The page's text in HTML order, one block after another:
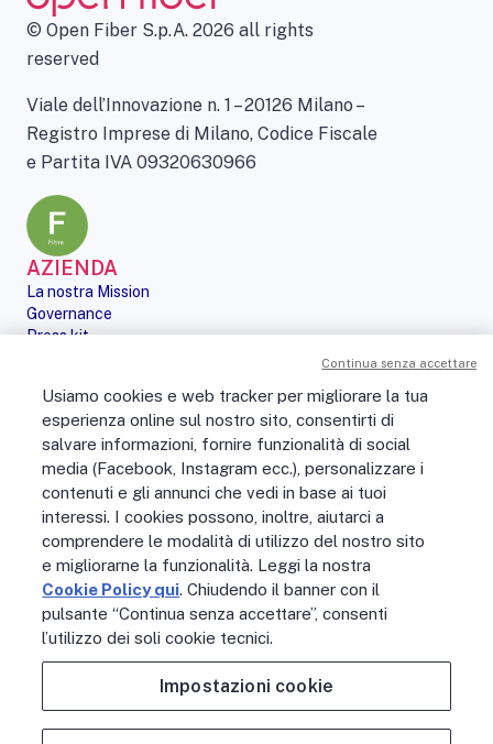
© Open Fiber S.p.A. 2026 all rights
reserved
Viale dell’Innovazione n. 1 – 20126 Milano –
Registro Imprese di Milano, Codice Fiscale
e Partita IVA 09320630966
AZIENDA
La nostra Mission
Governance
Press kit
Digital Services Act
PERSONE
No Fibra? No Party!
Posizioni aperte
La vita in Open Fiber
Lavora con noi
La nostra cultura
MONDO OPEN FIBER
Supporto
Assistenza scavi
Open Fiber Network Solutions
Area Riservata Operatori
Usiamo cookies e web tracker per migliorare la tua
esperienza online sul nostro sito, consentirti di
salvare informazioni, fornire funzionalità di social
media (Facebook, Instagram ecc.), personalizzare i
contenuti e gli annunci che vedi in base ai tuoi
interessi. I cookies possono, inoltre, aiutarci a
comprendere le modalità di utilizzo del nostro sito
e migliorarne la funzionalità. Leggi la nostra
Cookie Policy qui. Chiudendo il banner con il
pulsante “Continua senza accettare”, consenti
l’utilizzo dei soli cookie tecnici.
Impostazioni cookie
Continua senza accettare